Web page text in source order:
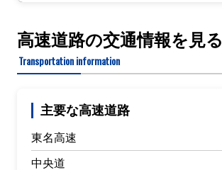
高速道路の交通情報を見る
Transportation information
主要な高速道路
東名高速
中央道